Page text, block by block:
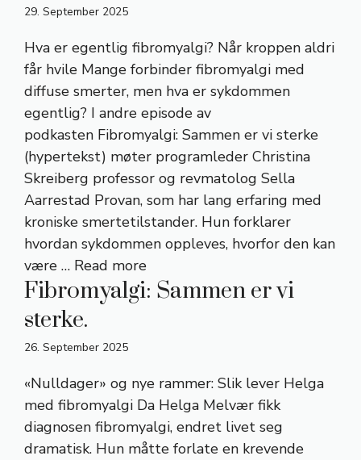
29. September 2025
Hva er egentlig fibromyalgi? Når kroppen aldri
får hvile Mange forbinder fibromyalgi med
diffuse smerter, men hva er sykdommen
egentlig? I andre episode av
podkasten Fibromyalgi: Sammen er vi sterke
(hypertekst) møter programleder Christina
Skreiberg professor og revmatolog Sella
Aarrestad Provan, som har lang erfaring med
kroniske smertetilstander. Hun forklarer
hvordan sykdommen oppleves, hvorfor den kan
være … Read more
Fibromyalgi: Sammen er vi
sterke.
26. September 2025
«Nulldager» og nye rammer: Slik lever Helga
med fibromyalgi Da Helga Melvær fikk
diagnosen fibromyalgi, endret livet seg
dramatisk. Hun måtte forlate en krevende